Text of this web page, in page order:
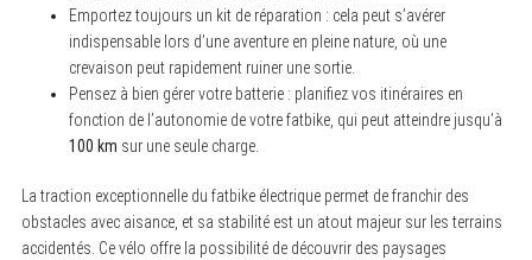
Emportez toujours un kit de réparation : cela peut s’avérer
indispensable lors d’une aventure en pleine nature, où une
crevaison peut rapidement ruiner une sortie.
Pensez à bien gérer votre batterie : planifiez vos itinéraires en
fonction de l’autonomie de votre fatbike, qui peut atteindre jusqu’à
100 km sur une seule charge.
La traction exceptionnelle du fatbike électrique permet de franchir des
obstacles avec aisance, et sa stabilité est un atout majeur sur les terrains
accidentés. Ce vélo offre la possibilité de découvrir des paysages